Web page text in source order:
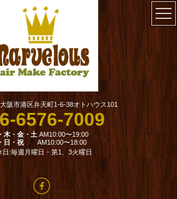
阪市港区弁天町1-6-38オトハウス101
6576-7009
木・金・土 AM10:00〜19:00
日・祝
AM10:00〜18:00
日:毎週月曜日・第1、3火曜日